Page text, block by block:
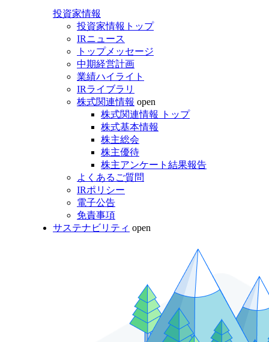
投資家情報
投資家情報トップ
IRニュース
トップメッセージ
中期経営計画
業績ハイライト
IRライブラリ
株式関連情報 open
株式関連情報 トップ
株式基本情報
株主総会
株主優待
株主アンケート結果報告
よくあるご質問
IRポリシー
電子公告
免責事項
サステナビリティ open